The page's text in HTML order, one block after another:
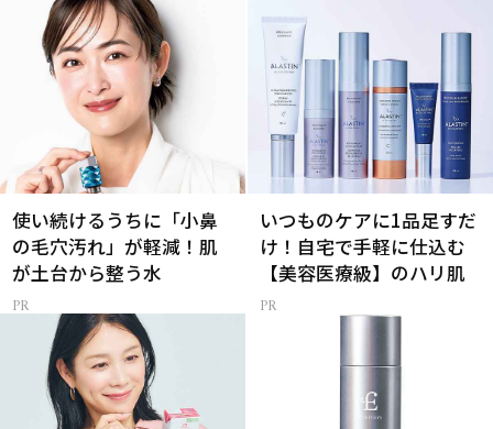
使い続けるうちに「小鼻
の毛穴汚れ」が軽減！肌
が土台から整う水
いつものケアに1品足すだ
け！自宅で手軽に仕込む
【美容医療級】のハリ肌